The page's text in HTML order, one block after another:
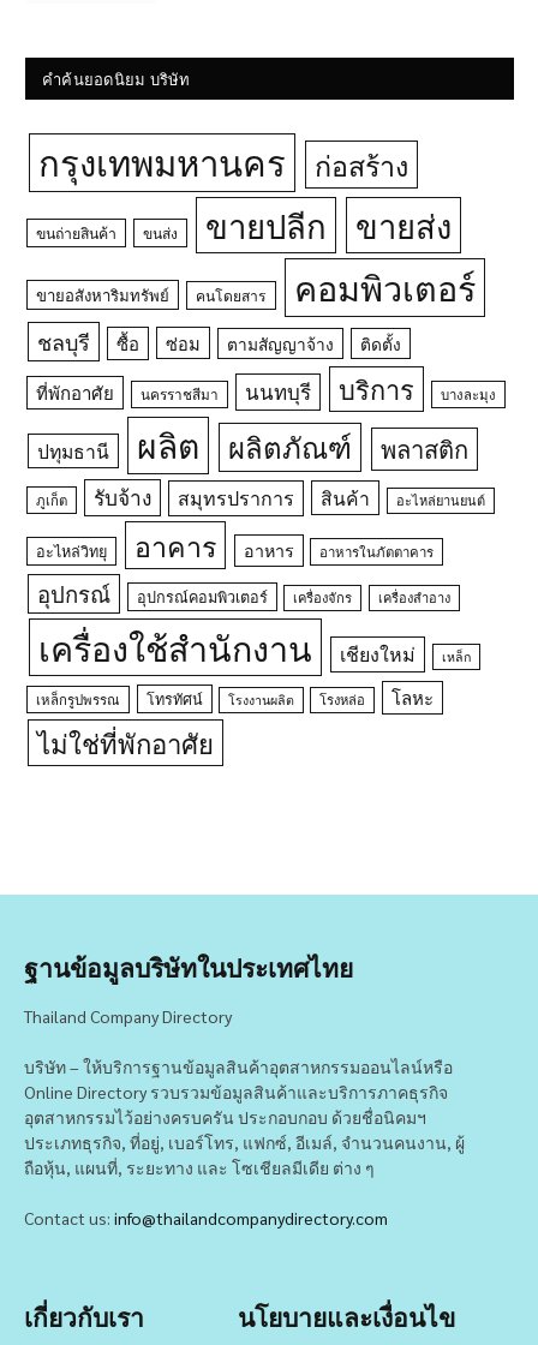
คำค้นยอดนิยม บริษัท
กรุงเทพมหานคร ก่อสร้าง
ขนถ่ายสินค้า ขนส่ง ขายปลีก ขายส่ง
ขายอสังหาริมทรัพย์ คนโดยสาร คอมพิวเตอร์
ชลบุรี ซื้อ ซ่อม ตามสัญญาจ้าง ติดตั้ง
ที่พักอาศัย นครราชสีมา นนทบุรี บริการ บางละมุง
ปทุมธานี ผลิต ผลิตภัณฑ์ พลาสติก
ภูเก็ต รับจ้าง สมุทรปราการ สินค้า อะไหล่ยานยนต์
อะไหล่วิทยุ อาคาร อาหาร อาหารในภัตตาคาร
อุปกรณ์ อุปกรณ์คอมพิวเตอร์ เครื่องจักร เครื่องสำอาง
เครื่องใช้สำนักงาน เชียงใหม่ เหล็ก
เหล็กรูปพรรณ โทรทัศน์ โรงงานผลิต โรงหล่อ โลหะ
ไม่ใช่ที่พักอาศัย
ฐานข้อมูลบริษัทในประเทศไทย
Thailand Company Directory
บริษัท – ให้บริการฐานข้อมูลสินค้าอุตสาหกรรมออนไลน์หรือ
Online Directory รวบรวมข้อมูลสินค้าและบริการภาคธุรกิจ
อุตสาหกรรมไว้อย่างครบครัน ประกอบกอบ ด้วยชื่อนิคมฯ
ประเภทธุรกิจ, ที่อยู่, เบอร์โทร, แฟกซ์, อีเมล์, จำนวนคนงาน, ผู้
ถือหุ้น, แผนที่, ระยะทาง และ โซเชียลมีเดีย ต่าง ๆ
Contact us: info@thailandcompanydirectory.com
เกี่ยวกับเรา นโยบายและเงื่อนไข